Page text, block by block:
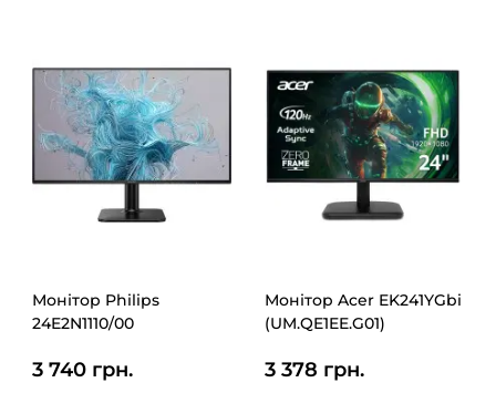
Монітор Philips
24E2N1110/00
3 740 грн.
Монітор Acer EK241YGbi
(UM.QE1EE.G01)
3 378 грн.